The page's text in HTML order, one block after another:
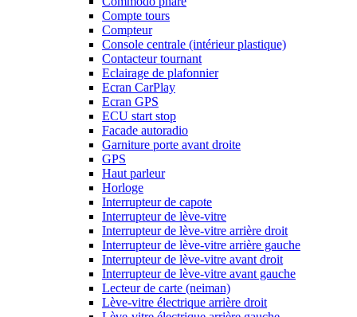
Compte tours
Compteur
Console centrale (intérieur plastique)
Contacteur tournant
Eclairage de plafonnier
Ecran CarPlay
Ecran GPS
ECU start stop
Facade autoradio
Garniture porte avant droite
GPS
Haut parleur
Horloge
Interrupteur de capote
Interrupteur de lève-vitre
Interrupteur de lève-vitre arrière droit
Interrupteur de lève-vitre arrière gauche
Interrupteur de lève-vitre avant droit
Interrupteur de lève-vitre avant gauche
Lecteur de carte (neiman)
Lève-vitre électrique arrière droit